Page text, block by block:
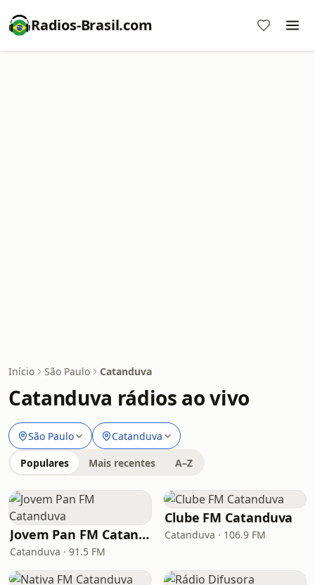
Radios-Brasil.com
Início São Paulo Catanduva
Catanduva rádios ao vivo
São Paulo Catanduva
Populares Mais recentes A–Z
Jovem Pan FM Catanduva
Catanduva · 91.5 FM
Clube FM Catanduva
Catanduva · 106.9 FM